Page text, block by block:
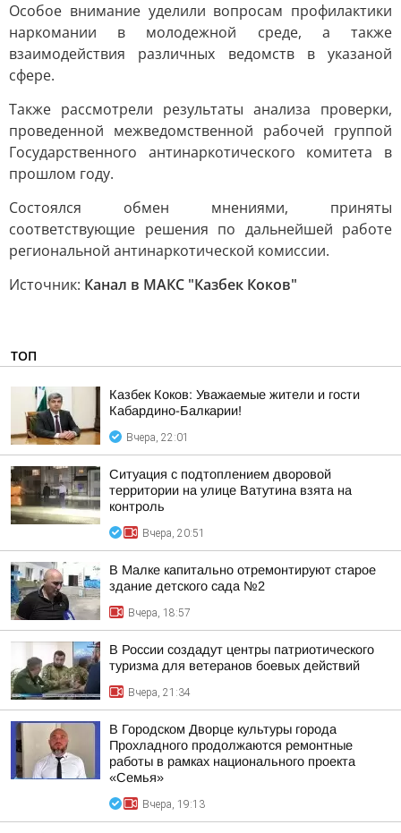
Особое внимание уделили вопросам профилактики
наркомании в молодежной среде, а также
взаимодействия различных ведомств в указаной
сфере.
Также рассмотрели результаты анализа проверки,
проведенной межведомственной рабочей группой
Государственного антинаркотического комитета в
прошлом году.
Состоялся обмен мнениями, приняты
соответствующие решения по дальнейшей работе
региональной антинаркотической комиссии.
Источник: Канал в МАКС "Казбек Коков"
ТОП
Казбек Коков: Уважаемые жители и гости
Кабардино-Балкарии!
Вчера, 22:01
Ситуация с подтоплением дворовой
территории на улице Ватутина взята на
контроль
Вчера, 20:51
В Малке капитально отремонтируют старое
здание детского сада №2
Вчера, 18:57
В России создадут центры патриотического
туризма для ветеранов боевых действий
Вчера, 21:34
В Городском Дворце культуры города
Прохладного продолжаются ремонтные
работы в рамках национального проекта
«Семья»
Вчера, 19:13